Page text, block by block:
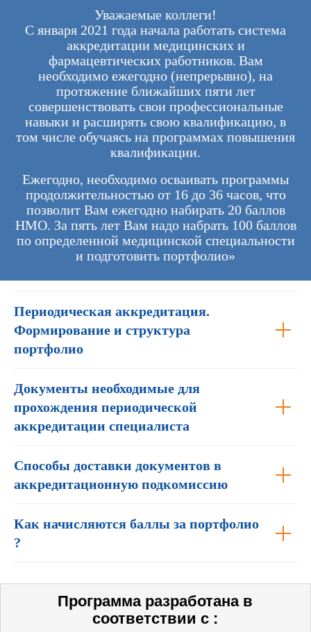
Уважаемые коллеги!
С января 2021 года начала работать система
аккредитации медицинских и
фармацевтических работников. Вам
необходимо ежегодно (непрерывно), на
протяжение ближайших пяти лет
совершенствовать свои профессиональные
навыки и расширять свою квалификацию, в
том числе обучаясь на программах повышения
квалификации.
Ежегодно, необходимо осваивать программы
продолжительностью от 16 до 36 часов, что
позволит Вам ежегодно набирать 20 баллов
НМО. За пять лет Вам надо набрать 100 баллов
по определенной медицинской специальности
и подготовить портфолио»
Периодическая аккредитация.
Формирование и структура
портфолио
Документы необходимые для
прохождения периодической
аккредитации специалиста
Способы доставки документов в
аккредитационную подкомиссию
Как начисляются баллы за портфолио
?
Программа разработана в
соответствии с :